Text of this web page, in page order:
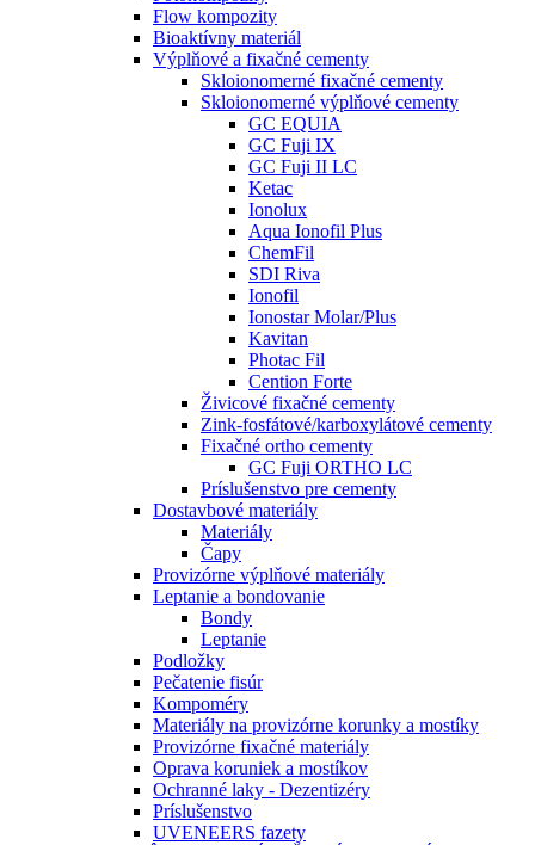
Flow kompozity
Bioaktívny materiál
Výplňové a fixačné cementy
Skloionomerné fixačné cementy
Skloionomerné výplňové cementy
GC EQUIA
GC Fuji IX
GC Fuji II LC
Ketac
Ionolux
Aqua Ionofil Plus
ChemFil
SDI Riva
Ionofil
Ionostar Molar/Plus
Kavitan
Photac Fil
Cention Forte
Živicové fixačné cementy
Zink-fosfátové/karboxylátové cementy
Fixačné ortho cementy
GC Fuji ORTHO LC
Príslušenstvo pre cementy
Dostavbové materiály
Materiály
Čapy
Provizórne výplňové materiály
Leptanie a bondovanie
Bondy
Leptanie
Podložky
Pečatenie fisúr
Kompoméry
Materiály na provizórne korunky a mostíky
Provizórne fixačné materiály
Oprava koruniek a mostíkov
Ochranné laky - Dezentizéry
Príslušenstvo
UVENEERS fazety